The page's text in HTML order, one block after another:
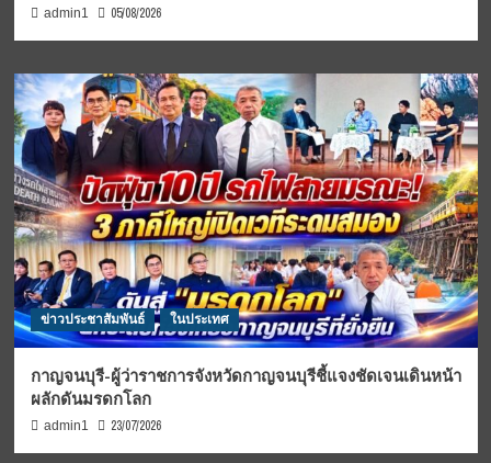
admin1 05/08/2026
ข่าวประชาสัมพันธ์ ในประเทศ
กาญจนบุรี-ผู้ว่าราชการจังหวัดกาญจนบุรีชี้แจงชัดเจนเดินหน้า
ผลักดันมรดกโลก
admin1 23/07/2026